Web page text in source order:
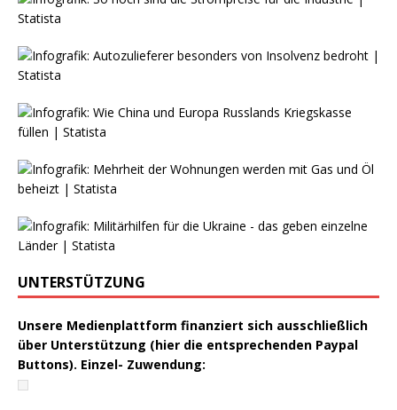
UNTERSTÜTZUNG
Unsere Medienplattform finanziert sich ausschließlich
über Unterstützung (hier die entsprechenden Paypal
Buttons). Einzel- Zuwendung: